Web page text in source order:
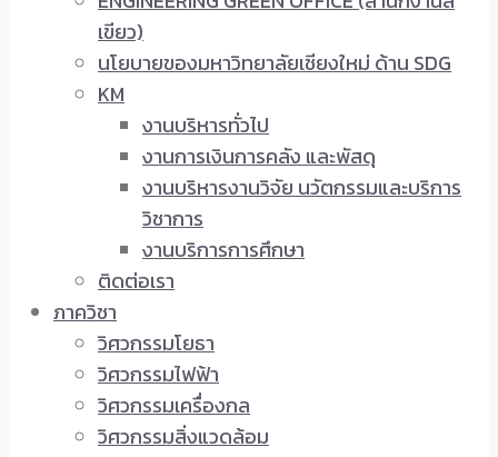
เขียว)
นโยบายของมหาวิทยาลัยเชียงใหม่ ด้าน SDG
KM
งานบริหารทั่วไป
งานการเงินการคลัง และพัสดุ
งานบริหารงานวิจัย นวัตกรรมและบริการ
วิชาการ
งานบริการการศึกษา
ติดต่อเรา
ภาควิชา
วิศวกรรมโยธา
วิศวกรรมไฟฟ้า
วิศวกรรมเครื่องกล
วิศวกรรมสิ่งแวดล้อม